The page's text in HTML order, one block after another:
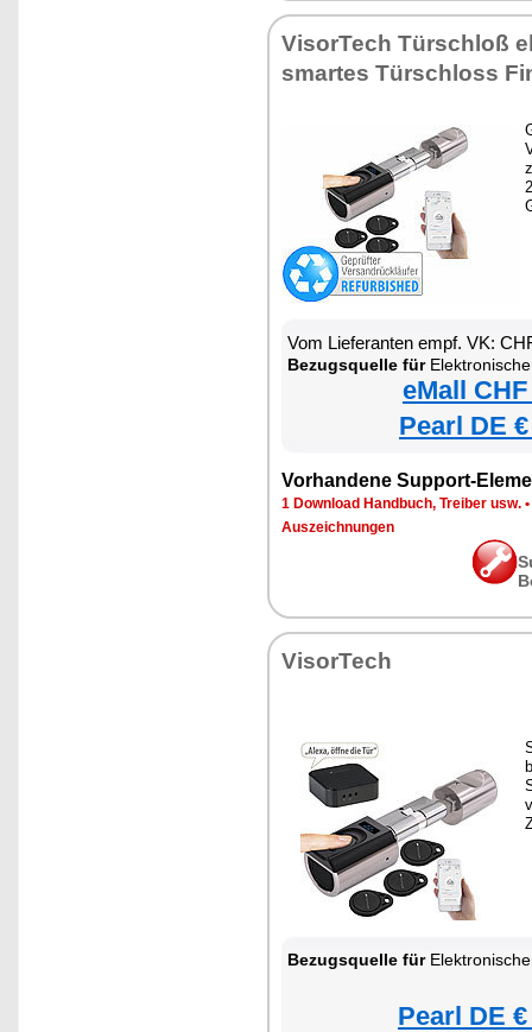
VisorTech Türschloß
smartes Türschloss
Vom Lieferanten empf. VK:
Bezugsquelle fürElektronischer Tür-Schließzylinder
eMall
Pearl DE
Vorhandene Support-
1 Download Handbuch, Treiber usw. •
Auszeichnungen
VisorTech
Bezugsquelle fürElektronischer Tür-Schließzylinder
Pearl DE